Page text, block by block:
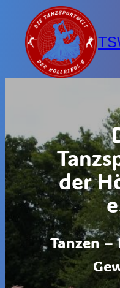
Inhalt
springen
der
Tanzen –